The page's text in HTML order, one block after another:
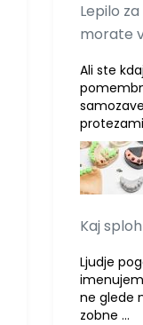
Lepilo
morate
Ali ste
Kaj
Ljudje
ne glede
zobne …